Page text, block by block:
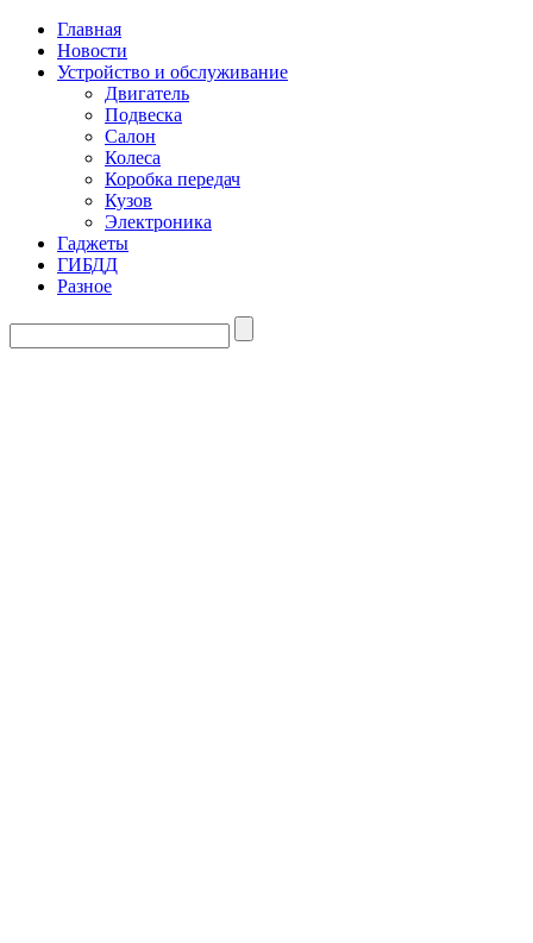
Главная
Новости
Устройство и обслуживание
Двигатель
Подвеска
Салон
Колеса
Коробка передач
Кузов
Электроника
Гаджеты
ГИБДД
Разное